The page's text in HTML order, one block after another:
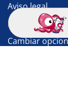
Aviso legal
Política de
Cambiar